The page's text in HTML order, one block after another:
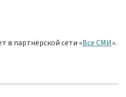
в партнёрской сети «Все СМИ».